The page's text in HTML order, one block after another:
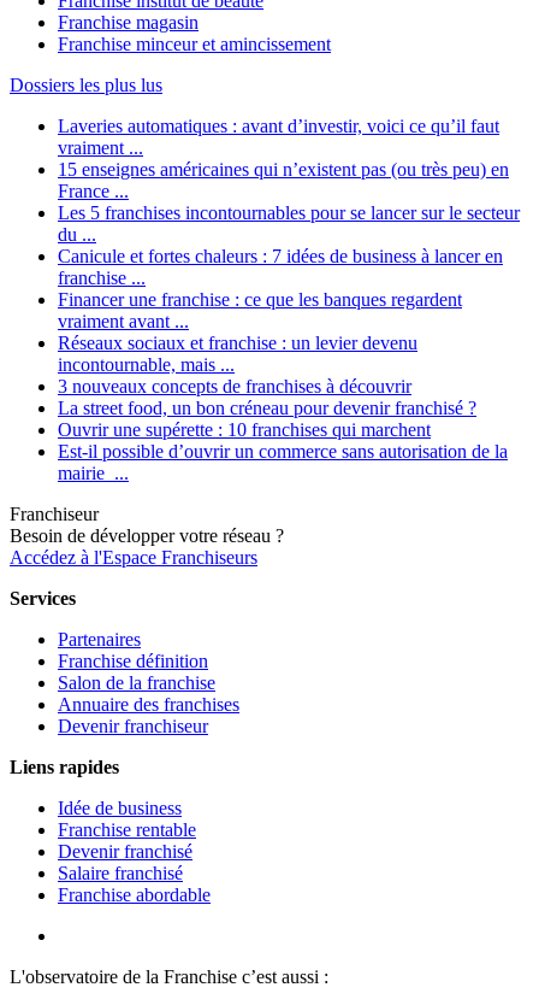
Franchise magasin
Franchise minceur et amincissement
Dossiers les plus lus
Laveries automatiques : avant d’investir, voici ce qu’il faut
vraiment ...
15 enseignes américaines qui n’existent pas (ou très peu) en
France ...
Les 5 franchises incontournables pour se lancer sur le secteur
du ...
Canicule et fortes chaleurs : 7 idées de business à lancer en
franchise ...
Financer une franchise : ce que les banques regardent
vraiment avant ...
Réseaux sociaux et franchise : un levier devenu
incontournable, mais ...
3 nouveaux concepts de franchises à découvrir
La street food, un bon créneau pour devenir franchisé ?
Ouvrir une supérette : 10 franchises qui marchent
Est-il possible d’ouvrir un commerce sans autorisation de la
mairie ...
Franchiseur
Besoin de développer votre réseau ?
Accédez à l'Espace Franchiseurs
Services
Partenaires
Franchise définition
Salon de la franchise
Annuaire des franchises
Devenir franchiseur
Liens rapides
Idée de business
Franchise rentable
Devenir franchisé
Salaire franchisé
Franchise abordable
L'observatoire de la Franchise c’est aussi :